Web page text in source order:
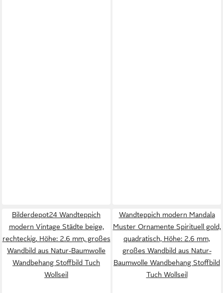
Bilderdepot24 Wandteppich
modern Vintage Städte beige,
rechteckig, Höhe: 2.6 mm, großes
Wandbild aus Natur-Baumwolle
Wandbehang Stoffbild Tuch
Wollseil
Wandteppich modern Mandala
Muster Ornamente Spirituell gold,
quadratisch, Höhe: 2.6 mm,
großes Wandbild aus Natur-
Baumwolle Wandbehang Stoffbild
Tuch Wollseil